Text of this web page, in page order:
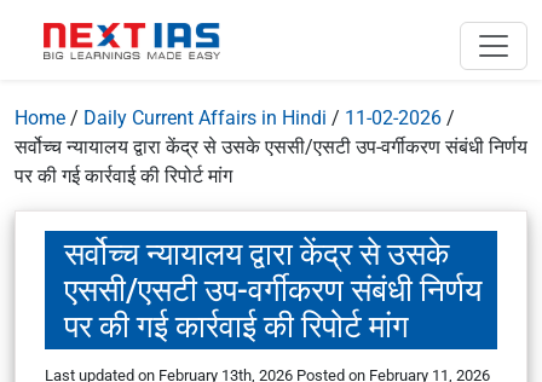
Home / Daily Current Affairs in Hindi / 11-02-2026 /
सर्वोच्च न्यायालय द्वारा केंद्र से उसके एससी/एसटी उप-वर्गीकरण संबंधी निर्णय
पर की गई कार्रवाई की रिपोर्ट मांग
सर्वोच्च न्यायालय द्वारा केंद्र से उसके
एससी/एसटी उप-वर्गीकरण संबंधी निर्णय
पर की गई कार्रवाई की रिपोर्ट मांग
Last updated on February 13th, 2026 Posted on February 11, 2026